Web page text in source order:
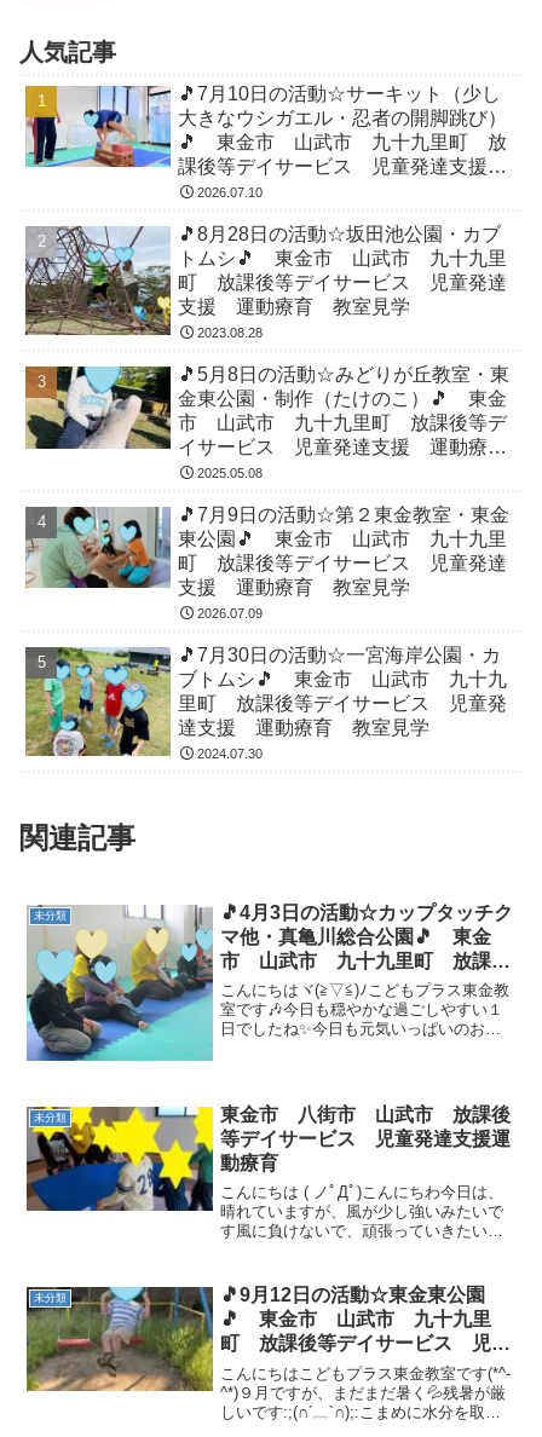
人気記事
🎵7月10日の活動☆サーキット（少し
大きなウシガエル・忍者の開脚跳び）
🎵 東金市 山武市 九十九里町 放
課後等デイサービス 児童発達支援
運動療育 教室見学
2026.07.10
🎵8月28日の活動☆坂田池公園・カブ
トムシ🎵 東金市 山武市 九十九里
町 放課後等デイサービス 児童発達
支援 運動療育 教室見学
2023.08.28
🎵5月8日の活動☆みどりが丘教室・東
金東公園・制作（たけのこ）🎵 東金
市 山武市 九十九里町 放課後等デ
イサービス 児童発達支援 運動療
育 教室見学
2025.05.08
🎵7月9日の活動☆第２東金教室・東金
東公園🎵 東金市 山武市 九十九里
町 放課後等デイサービス 児童発達
支援 運動療育 教室見学
2026.07.09
🎵7月30日の活動☆一宮海岸公園・カ
ブトムシ🎵 東金市 山武市 九十九
里町 放課後等デイサービス 児童発
達支援 運動療育 教室見学
2024.07.30
関連記事
未分類
🎵4月3日の活動☆カップタッチク
マ他・真亀川総合公園🎵 東金
市 山武市 九十九里町 放課後
等デイサービス 児童発達支援
運動療育 教室見学
こんにちはヾ(≧▽≦)ﾉこどもプラス東金教
室です🎶今日も穏やかな過ごしやすい１
日でしたね✨今日も元気いっぱいのお友
動も上手で...
未分類
東金市 八街市 山武市 放課後
等デイサービス 児童発達支援運
動療育
こんにちは ( ノﾟДﾟ)こんにちわ今日は、
晴れていますが、風が少し強いみたいで
す風に負けないで、頑張っていきたいと
って対戦する【マット引っ張りゲーム】
男の子と女の子で...
未分類
🎵9月12日の活動☆東金東公園
🎵 東金市 山武市 九十九里
町 放課後等デイサービス 児童
発達支援 運動療育 教室見学
こんにちはこどもプラス東金教室です(*^-
^*)９月ですが、まだまだ暑く💦残暑が厳
しいです:;(∩´﹏`∩);:こまめに水分を取り